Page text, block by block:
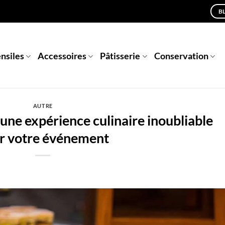
Accessoires Pâtisserie Conservation
AUTRE
expérience culinaire inoubliable
votre événement